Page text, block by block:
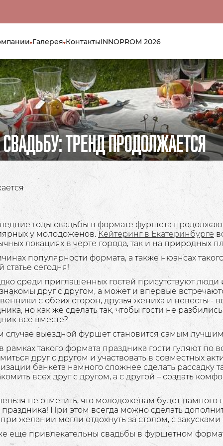
Галерея КонтактыINNOPROM 2026
ТРЕНД ПРОДОЛЖАЕТСЯ
годы свадьбы в формате фуршета
у молодоженов. Кейтеринг в Екатеринбурге
локациях в черте города, так и на природных
популярности формата, а также нюансах
статье сегодня!
среди приглашенных гостей присутствуют люди
друг с другом, а может и впервые
с обеих сторон, друзья жениха и невесты -
но как же сделать так, чтобы гости не
все вместе?
случае выездной фуршет становится самым
рамках такого формата праздника гости гуляют по
друг с другом и участвовать в совместных
банкета намного сложнее сделать рассадку
всех друг с другом, а с другой – создать
не отметить, что молодоженам будет
праздника! При этом всегда можно сделать
при желании могли отдохнуть за столом, с
еще привлекательны свадьбы в фуршетном